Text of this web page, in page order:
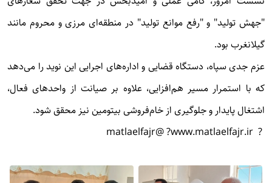
"جهش تولید" و "رفع موانع تولید" در منطقه‌ای مرزی و محروم مانند
گیلانغرب بود.
عزم جدی سپاه، دستگاه قضایی و اداره‌های اجرایی این نوید را می‌دهد
که با استمرار مسیر هم‌افزایی، علاوه بر صیانت از واحدهای فعال،
اشتغال پایدار و جلوگیری از خام‌فروشی بیتومین نیز محقق شود.
? www.matlaelfajr.ir
? @matlaelfajr